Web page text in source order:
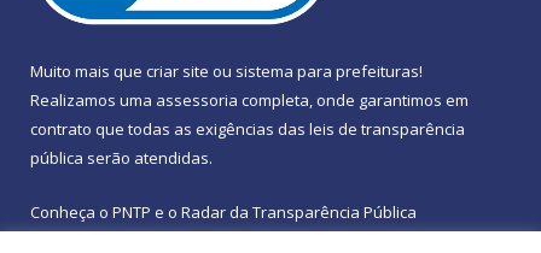
Muito mais que criar site ou sistema para prefeituras!
Realizamos uma assessoria completa, onde garantimos em
contrato que todas as exigências das leis de transparência
pública serão atendidas.
Conheça o PNTP e o Radar da Transparência Pública